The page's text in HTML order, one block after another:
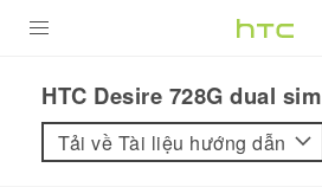
VIVE
HTC Desire 728G dual sim‎
Tải về Tài liệu hướng dẫn